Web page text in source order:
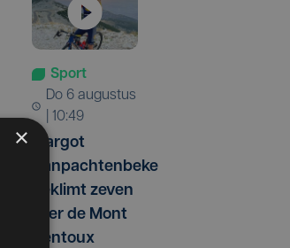
Sport
do 6 augustus
| 10:49
Margot
Vanpachtenbeke
beklimt zeven
keer de Mont
Ventoux
×